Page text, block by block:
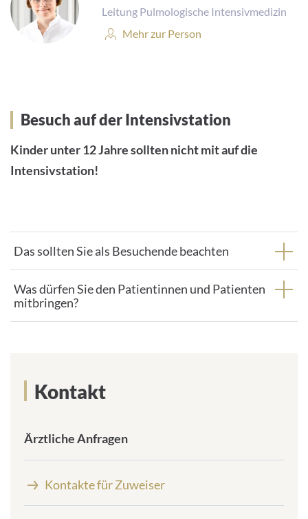
Leitung Pulmologische Intensivmedizin
Personenprofil:
Mehr zur Person
Besuch auf der Intensivstation
Kinder unter 12 Jahre sollten nicht mit auf die
Intensivstation!
Das sollten Sie als Besuchende beachten
Was dürfen Sie den Patientinnen und Patienten
mitbringen?
Kontakt
frontend.sr-
Ärztliche Anfragen
Kontakte für Zuweiser